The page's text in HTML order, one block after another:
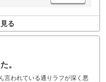
る
。
言われている通りラフが深く悪